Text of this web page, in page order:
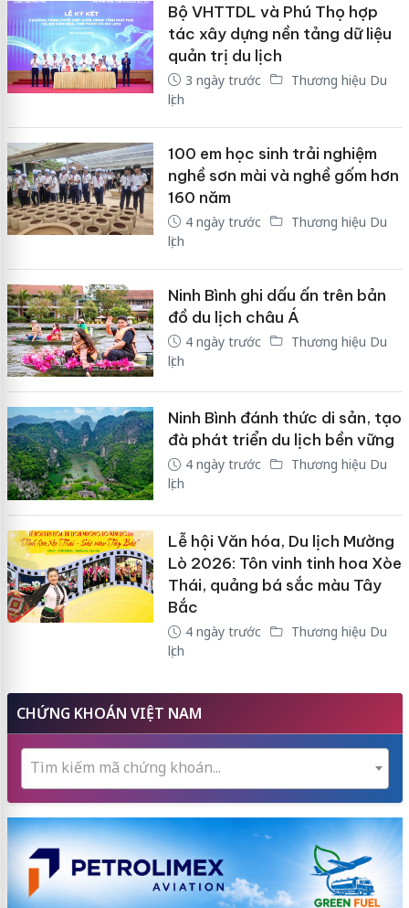
Bộ VHTTDL và Phú Thọ hợp
tác xây dựng nền tảng dữ liệu
quản trị du lịch
3 ngày trước
Thương hiệu Du
lịch
100 em học sinh trải nghiệm
nghề sơn mài và nghề gốm hơn
160 năm
4 ngày trước
Thương hiệu Du
lịch
Ninh Bình ghi dấu ấn trên bản
đồ du lịch châu Á
4 ngày trước
Thương hiệu Du
lịch
Ninh Bình đánh thức di sản, tạo
đà phát triển du lịch bền vững
4 ngày trước
Thương hiệu Du
lịch
Lễ hội Văn hóa, Du lịch Mường
Lò 2026: Tôn vinh tinh hoa Xòe
Thái, quảng bá sắc màu Tây
Bắc
4 ngày trước
Thương hiệu Du
lịch
CHỨNG KHOÁN VIỆT NAM
Tìm kiếm mã chứng khoán...